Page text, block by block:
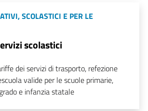
SCOLASTICI E PER LE
scolastici
dei servizi di trasporto, refezione
valide per le scuole primarie,
e infanzia statale